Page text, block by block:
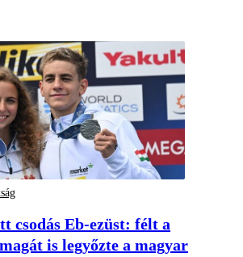
csodás Eb-ezüst: félt a
is legyőzte a magyar